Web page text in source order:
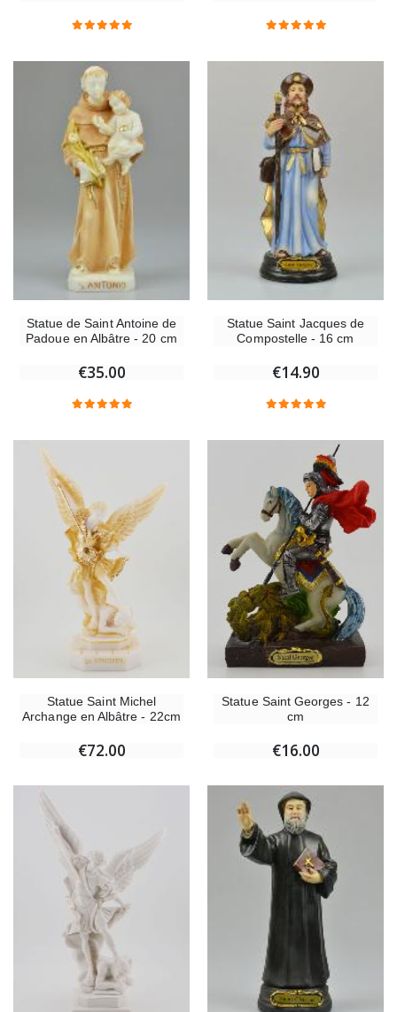
Statue de Saint Antoine de
Padoue en Albâtre - 20 cm
€35.00
Statue Saint Jacques de
Compostelle - 16 cm
€14.90
Statue Saint Michel
Archange en Albâtre - 22cm
€72.00
Statue Saint Georges - 12
cm
€16.00